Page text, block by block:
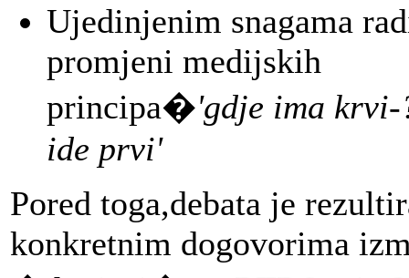
Ujedinjenim snagama
promjeni medijskih
principa�'gdje ima krvi-
ide prvi'
Pored toga,debata je
konkretnim dogovorima